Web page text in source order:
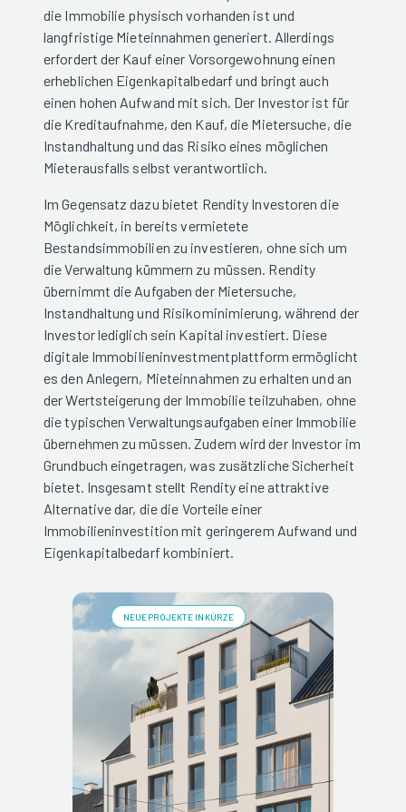
die Immobilie physisch vorhanden ist und
langfristige Mieteinnahmen generiert. Allerdings
erfordert der Kauf einer Vorsorgewohnung einen
erheblichen Eigenkapitalbedarf und bringt auch
einen hohen Aufwand mit sich. Der Investor ist für
die Kreditaufnahme, den Kauf, die Mietersuche, die
Instandhaltung und das Risiko eines möglichen
Mieterausfalls selbst verantwortlich.
Im Gegensatz dazu bietet Rendity Investoren die
Möglichkeit, in bereits vermietete
Bestandsimmobilien zu investieren, ohne sich um
die Verwaltung kümmern zu müssen. Rendity
übernimmt die Aufgaben der Mietersuche,
Instandhaltung und Risikominimierung, während der
Investor lediglich sein Kapital investiert. Diese
digitale Immobilieninvestmentplattform ermöglicht
es den Anlegern, Mieteinnahmen zu erhalten und an
der Wertsteigerung der Immobilie teilzuhaben, ohne
die typischen Verwaltungsaufgaben einer Immobilie
übernehmen zu müssen. Zudem wird der Investor im
Grundbuch eingetragen, was zusätzliche Sicherheit
bietet. Insgesamt stellt Rendity eine attraktive
Alternative dar, die die Vorteile einer
Immobilieninvestition mit geringerem Aufwand und
Eigenkapitalbedarf kombiniert.
NEUE PROJEKTE IN KÜRZE